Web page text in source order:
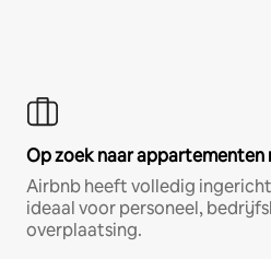
Op zoek naar appartementen
Airbnb heeft volledig
ideaal voor personeel,
overplaatsing.